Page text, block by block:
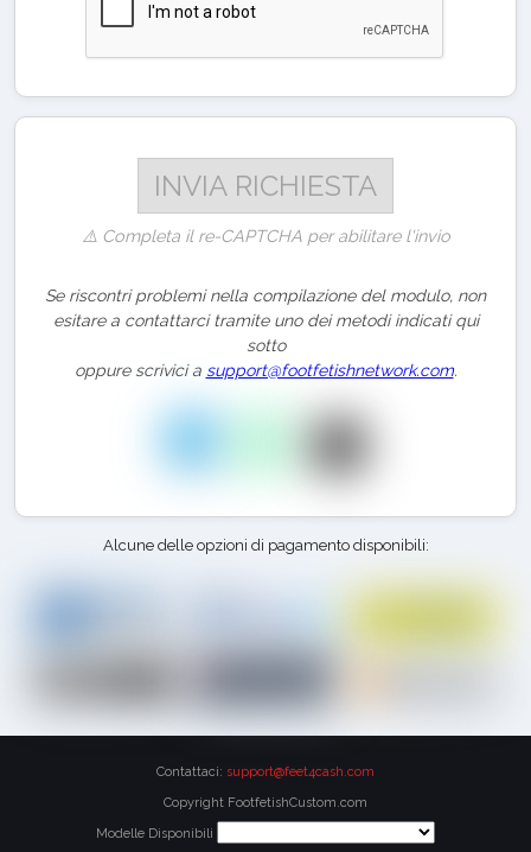
⚠️ Completa il re-CAPTCHA per abilitare l'invio
Se riscontri problemi nella compilazione del modulo, non
esitare a contattarci tramite uno dei metodi indicati qui
sotto
oppure scrivici a support@footfetishnetwork.com.
Alcune delle opzioni di pagamento disponibili:
Contattaci: support@feet4cash.com
Copyright FootfetishCustom.com
Modelle Disponibili